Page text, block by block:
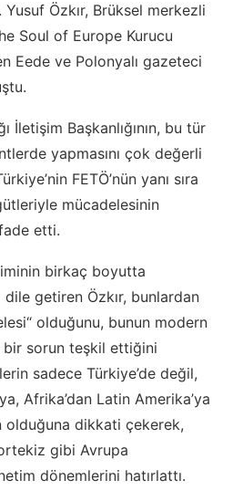
Özkır, Brüksel merkezli
Soul of Europe Kurucu
Eede ve Polonyalı gazeteci
İletişim Başkanlığının, bu tür
yapmasını çok değerli
FETÖ’nün yanı sıra
mücadelesinin
etti.
birkaç boyutta
getiren Özkır, bunlardan
olduğunu, bunun modern
sorun teşkil ettiğini
sadece Türkiye’de değil,
Afrika’dan Latin Amerika’ya
olduğuna dikkati çekerek,
gibi Avrupa
dönemlerini hatırlattı.